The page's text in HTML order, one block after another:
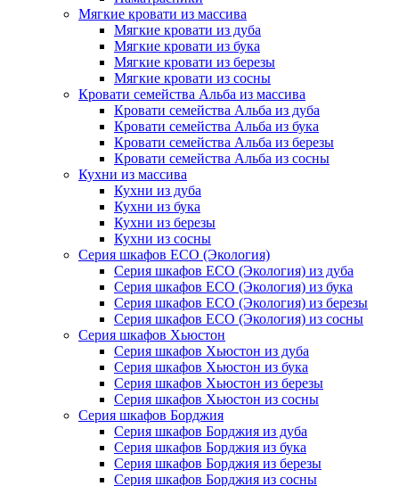
Мягкие кровати из массива
Мягкие кровати из дуба
Мягкие кровати из бука
Мягкие кровати из березы
Мягкие кровати из сосны
Кровати семейства Альба из массива
Кровати семейства Альба из дуба
Кровати семейства Альба из бука
Кровати семейства Альба из березы
Кровати семейства Альба из сосны
Кухни из массива
Кухни из дуба
Кухни из бука
Кухни из березы
Кухни из сосны
Серия шкафов ECO (Экология)
Серия шкафов ECO (Экология) из дуба
Серия шкафов ECO (Экология) из бука
Серия шкафов ECO (Экология) из березы
Серия шкафов ECO (Экология) из сосны
Серия шкафов Хьюстон
Серия шкафов Хьюстон из дуба
Серия шкафов Хьюстон из бука
Серия шкафов Хьюстон из березы
Серия шкафов Хьюстон из сосны
Серия шкафов Борджия
Серия шкафов Борджия из дуба
Серия шкафов Борджия из бука
Серия шкафов Борджия из березы
Серия шкафов Борджия из сосны